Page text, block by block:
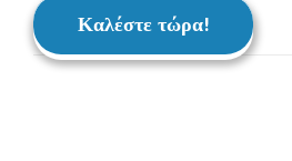
Καλέστε τώρα!